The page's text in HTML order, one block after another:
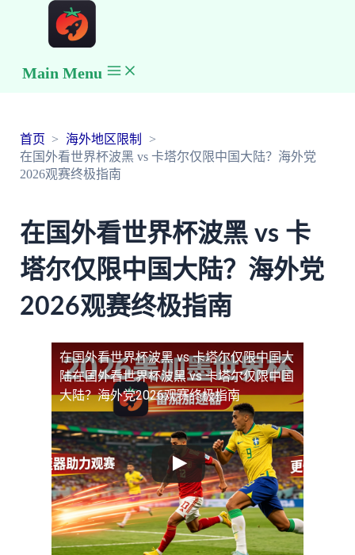
Main Menu
首页
海外地区限制
在国外看世界杯波黑 vs 卡塔尔仅限中国大陆？海外党
2026观赛终极指南
在国外看世界杯波黑 vs 卡
塔尔仅限中国大陆？海外党
2026观赛终极指南
在国外看世界杯波黑 vs 卡塔尔仅限中国大
陆在国外看世界杯波黑 vs 卡塔尔仅限中国
大陆？海外党2026观赛终极指南